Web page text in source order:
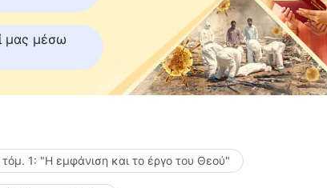
μας μέσω
1: "Η εμφάνιση και το έργο του Θεού"